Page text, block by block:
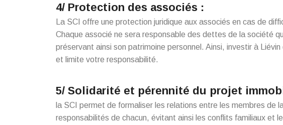
4/ Protection des associés :
La SCI offre une protection juridique aux associés en cas de
Chaque associé ne sera responsable des dettes de la société
préservant ainsi son patrimoine personnel. Ainsi, investir à
et limite votre responsabilité.
5/ Solidarité et pérennité du projet
la SCI permet de formaliser les relations entre les membres de
responsabilités de chacun, évitant ainsi les conflits familiaux et